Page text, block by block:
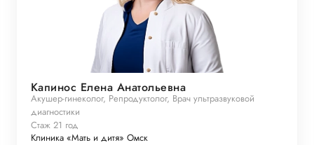
Капинос Елена Анатольевна
Акушер-гинеколог, Репродуктолог, Врач ультразвуковой
диагностики
Стаж 21 год
Клиника «Мать и дитя» Омск